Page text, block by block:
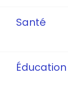
Santé